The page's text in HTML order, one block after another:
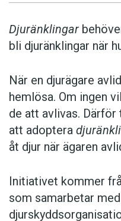
Djuränklingar
bli djuränklingar när
När en djurägare
hemlösa. Om ingen
de att avlivas.
att adoptera
åt djur när ägaren
Initiativet kommer
som samarbetar